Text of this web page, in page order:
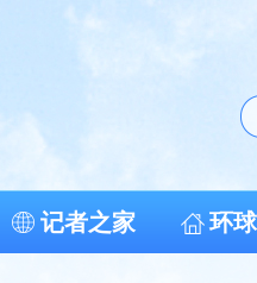
记者之家 环